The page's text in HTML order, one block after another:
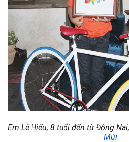
Em Lê Hiếu, 8 tuổi đến từ Đồng Nai,
Mùi